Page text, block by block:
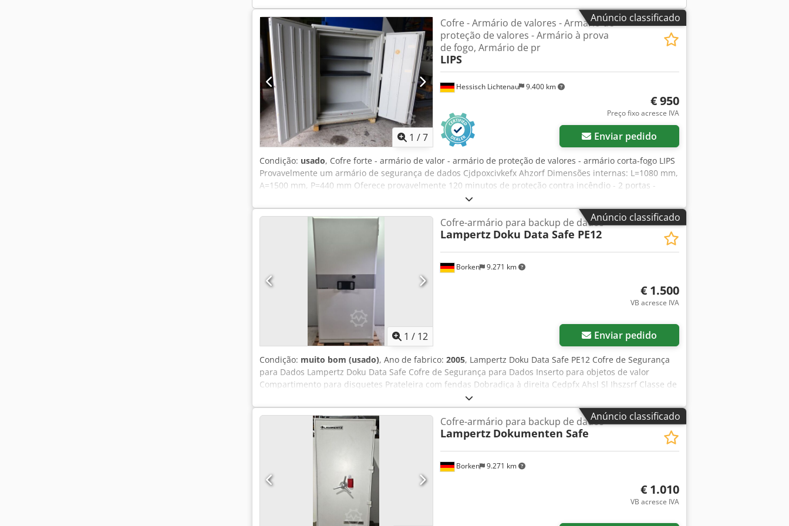
70004199 Barramento de energia PSM 3 130,00 390,00 28 70004200 Kit de fixação PSM 3 11,00 33,00 29
70004201 Módulo de tomada fria PSM 6x 18 49,00 882,00 Cjdpfx Ajxpnwmehzerf 30 70004202 Módulo de
tomada Schuko PSM 4x 3 29,00 87,00 _____ 7. Sistemas adicionais Pos. Nº do artigo Descrição Qtde. Preço
unitário (€) Total (€) 37 70004196 UPS modular 40kVA (trifásico) 1 38.720,00 38.720,00 38 70004207
Adequação de piso elevado & armação 1 1.278,00
Anúncio classificado
1 /7
Hessisch Lichtenau 9.400 km
Cofre - Armário de valores - Armário de
proteção de valores - Armário à prova
de fogo, Armário de pr
LIPS
€ 950
Preço fixo acresce IVA
Enviar pedido
Condição: usado, Cofre forte - armário de valor - armário de proteção de valores - armário corta-fogo LIPS
Provavelmente um armário de segurança de dados Cjdpoxcivkefx Ahzorf Dimensões internas: L=1080 mm,
A=1500 mm, P=440 mm Oferece provavelmente 120 minutos de proteção contra incêndio - 2 portas -
Interior com 2 prateleiras - Porta interna para proteção adicional contra incêndio - Mecanismo de trinco
com trancamento em 3 lados - Fechadura com chave, inclui uma chave Dimensões externas: L=1400 mm,
P=720 mm, A=1850 mm Peso: aprox. 600 kg Bom estado
Anúncio classificado
1 / 12
Borken 9.271 km
Cofre-armário para backup de dados
Lampertz Doku Data Safe PE12
€ 1.500
VB acresce IVA
Enviar pedido
Condição: muito bom (usado), Ano de fabrico: 2005, Lampertz Doku Data Safe PE12 Cofre de Segurança
para Dados Lampertz Doku Data Safe Cofre de Segurança para Dados Inserto para objetos de valor
Compartimento para disquetes Prateleira com fendas Dobradiça à direita Cedpfx Ahsl Sl Ihszsrf Classe de
proteção contra incêndio S 120 P segundo EN 1047-1 2 horas de proteção contra fogo para documentos e
papel Grau de resistência 1 segundo EN 1143-1 Ano de fabricação: 2005 Dimensões externas Altura: 1976
mm Largura com dobradiça: 955 mm Profundidade com puxador: 777 mm Dimensões internas Altura:
1714 mm Largura: 734 mm Profundidade: 440 mm Peso: 850 kg Mais artigos - novos e usados - podem ser
encontrados em nossa loja! Custos de envio internacional mediante consulta!
Anúncio classificado
Borken 9.271 km
Cofre-armário para backup de dados
Lampertz Dokumenten Safe
€ 1.010
VB acresce IVA